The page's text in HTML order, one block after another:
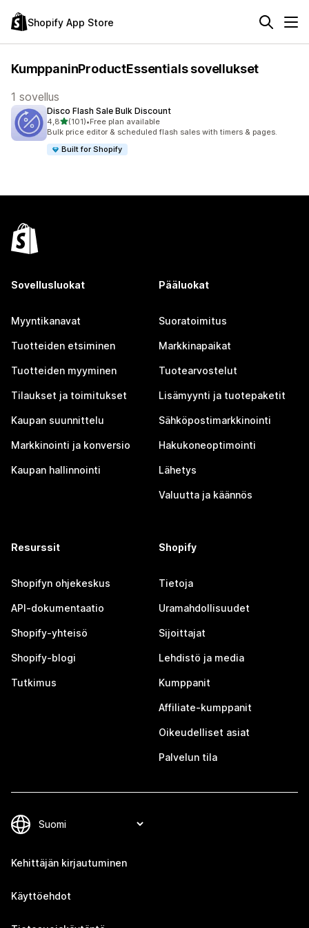
Shopify App Store
KumppaninProductEssentials sovellukset
1 sovellus
Disco Flash Sale Bulk Discount
4,8/ 5 tähteä
(101)
101 arvostelua yhteensä
•Free plan available
Bulk price editor & scheduled flash sales with timers & pages.
Built for Shopify
Sovellusluokat
Myyntikanavat
Tuotteiden etsiminen
Tuotteiden myyminen
Tilaukset ja toimitukset
Kaupan suunnittelu
Markkinointi ja konversio
Kaupan hallinnointi
Pääluokat
Suoratoimitus
Markkinapaikat
Tuotearvostelut
Lisämyynti ja tuotepaketit
Sähköpostimarkkinointi
Hakukoneoptimointi
Lähetys
Valuutta ja käännös
Resurssit
Shopifyn ohjekeskus
API-dokumentaatio
Shopify-yhteisö
Shopify-blogi
Tutkimus
Shopify
Tietoja
Uramahdollisuudet
Sijoittajat
Lehdistö ja media
Kumppanit
Affiliate-kumppanit
Oikeudelliset asiat
Palvelun tila
Kehittäjän kirjautuminen
Käyttöehdot